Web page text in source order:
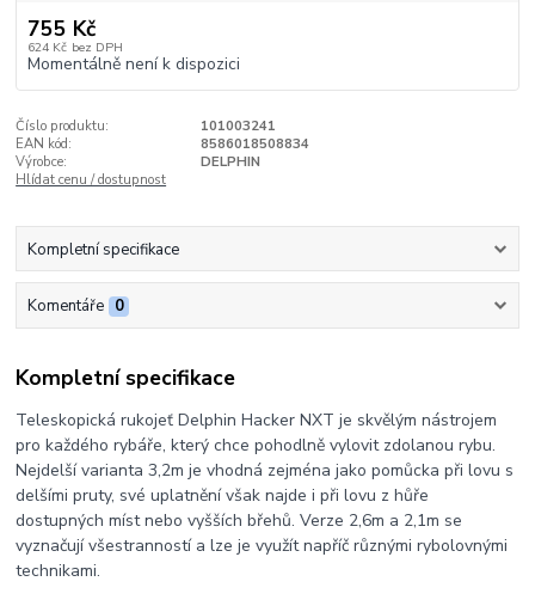
755 Kč
624 Kč bez DPH
Momentálně není k dispozici
Číslo produktu:
101003241
EAN kód:
8586018508834
Výrobce:
DELPHIN
Hlídat cenu / dostupnost
Kompletní specifikace
Komentáře 0
Kompletní specifikace
Teleskopická rukojeť Delphin Hacker NXT je skvělým nástrojem
pro každého rybáře, který chce pohodlně vylovit zdolanou rybu.
Nejdelší varianta 3,2m je vhodná zejména jako pomůcka při lovu s
delšími pruty, své uplatnění však najde i při lovu z hůře
dostupných míst nebo vyšších břehů. Verze 2,6m a 2,1m se
vyznačují všestranností a lze je využít napříč různými rybolovnými
technikami.